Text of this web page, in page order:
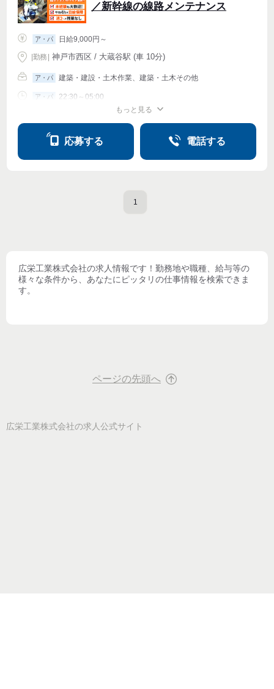
／新幹線の線路メンテナンス
ア・パ 日給9,000円～
|勤務 神戸市西区 / 大蔵谷駅 (車 10分)
ア・パ 建築・建設・土木作業、建築・土木その他
ア・パ 22:30～05:00
もっと見る
応募する 電話する
1
広栄工業株式会社の求人情報です！勤務地や職種、給与等の
様々な条件から、あなたにピッタリの仕事情報を検索できま
す。
ページの先頭へ
広栄工業株式会社の求人公式サイト